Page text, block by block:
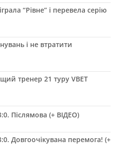
“Рівне” і перевела серію
і не втратити
тренер 21 туру VBET
Післямова (+ ВІДЕО)
Довгоочікувана перемога! (+